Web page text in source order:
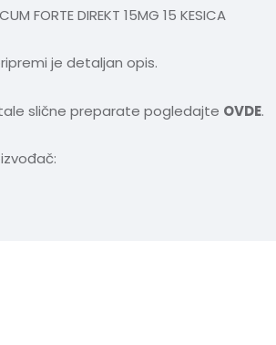
FORTE DIREKT 15MG 15 KESICA
je detaljan opis.
slične preparate pogledajte OVDE.